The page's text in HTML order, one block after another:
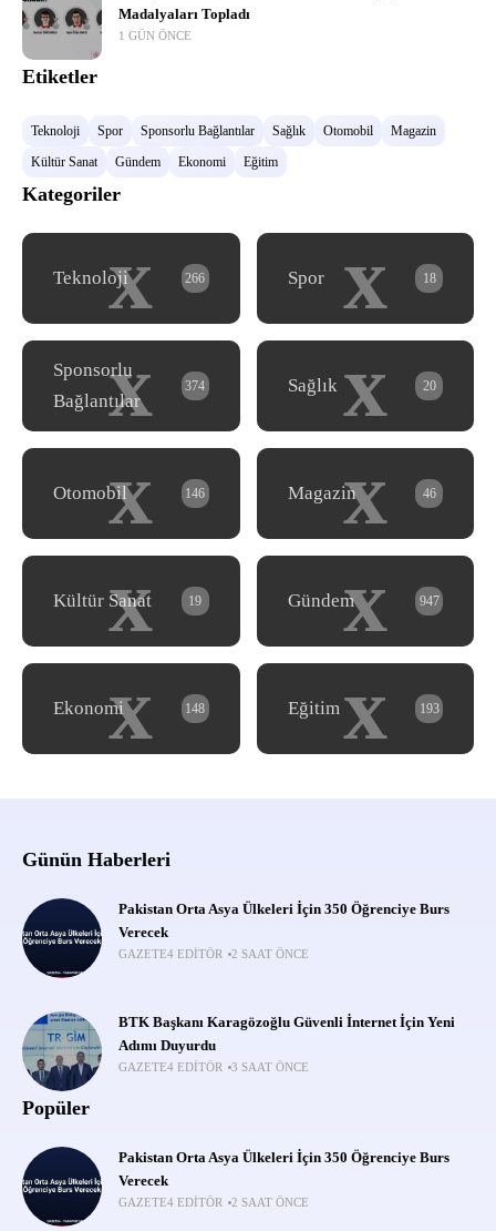
Madalyaları Topladı
1 GÜN ÖNCE
Etiketler
Teknoloji Spor Sponsorlu Bağlantılar Sağlık Otomobil
Magazin
Kültür Sanat
Gündem Ekonomi Eğitim
Kategoriler
x
Teknoloji 266 x
Spor 18
x
Sponsorlu
Bağlantılar
374 x
Sağlık 20
x
Otomobil 146 x
Magazin 46
x
Kültür Sanat 19 x
Gündem 947
x
Ekonomi 148 x
Eğitim 193
Günün Haberleri
Pakistan Orta Asya Ülkeleri İçin 350 Öğrenciye Burs
Verecek
GAZETE4 EDITÖR 2 SAAT ÖNCE
BTK Başkanı Karagözoğlu Güvenli İnternet İçin Yeni
Adımı Duyurdu
GAZETE4 EDITÖR 3 SAAT ÖNCE
Popüler
Pakistan Orta Asya Ülkeleri İçin 350 Öğrenciye Burs
Verecek
GAZETE4 EDITÖR 2 SAAT ÖNCE